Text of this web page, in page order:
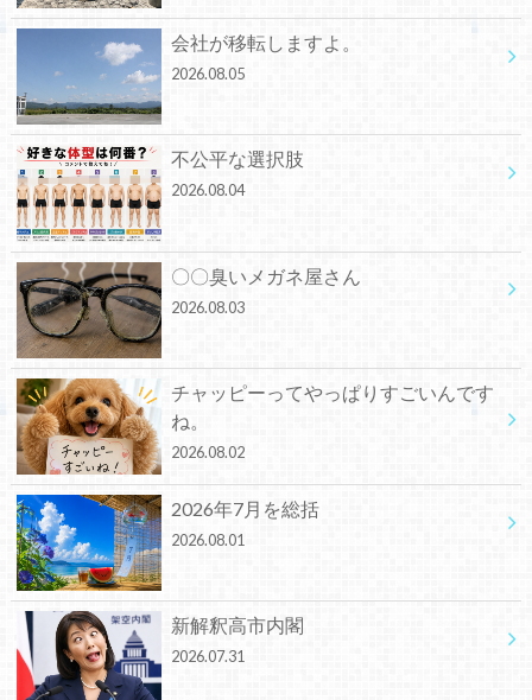
会社が移転しますよ。
2026.08.05
不公平な選択肢
2026.08.04
〇〇臭いメガネ屋さん
2026.08.03
チャッピーってやっぱりすごいんです
ね。
2026.08.02
2026年7月を総括
2026.08.01
新解釈高市内閣
2026.07.31